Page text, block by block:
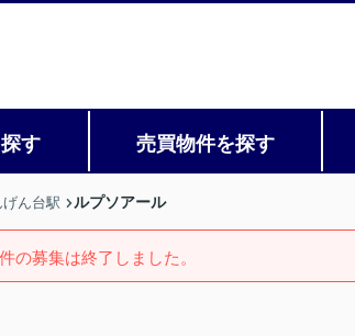
す 売買物件を探す
げん台駅 ルプソアール
の募集は終了しました。